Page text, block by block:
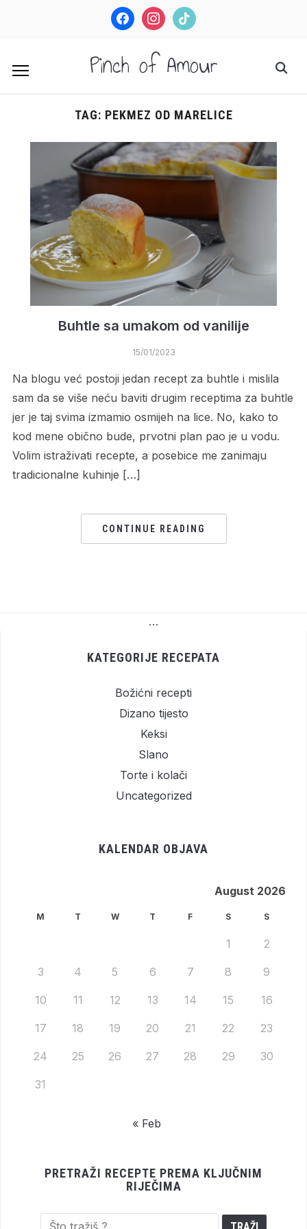
facebookinstagramtiktok
Pinch of Amour
TAG: PEKMEZ OD MARELICE
Buhtle sa umakom od vanilije
15/01/2023
Na blogu već postoji jedan recept za buhtle i mislila
sam da se više neću baviti drugim receptima za buhtle
jer je taj svima izmamio osmijeh na lice. No, kako to
kod mene obično bude, prvotni plan pao je u vodu.
Volim istraživati recepte, a posebice me zanimaju
tradicionalne kuhinje […]
CONTINUE READING
…
KATEGORIJE RECEPATA
Božićni recepti
Dizano tijesto
Keksi
Slano
Torte i kolači
Uncategorized
KALENDAR OBJAVA
August 2026
M T W T F S S
1 2
3 4 5 6 7 8 9
10 11 12 13 14 15 16
17 18 19 20 21 22 23
24 25 26 27 28 29 30
31
« Feb
PRETRAŽI RECEPTE PREMA KLJUČNIM
RIJEČIMA